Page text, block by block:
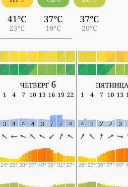
41°C
23°C
37°C
19°C
37°C
20°C
четверг 6
1 4 7 10 13 16 19 22 1 4 7 10 13
3 4 4 4 3 7 7 4 4 3 2 2 3
24° 22° 30° 37° 40° 38° 31° 27° 26° 23° 30° 37° 40°